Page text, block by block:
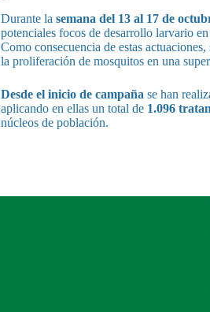
Durante la semana del 13 al 17 de
potenciales focos de desarrollo larvario
Como consecuencia de estas actuaciones,
la proliferación de mosquitos en una
Desde el inicio de campaña se han
aplicando en ellas un total de 1.096
núcleos de población.